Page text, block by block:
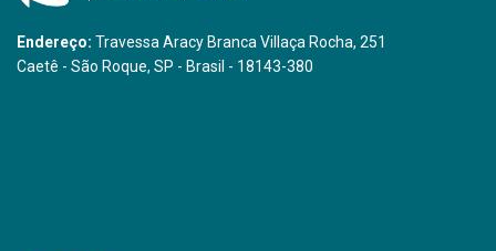
Endereço: Travessa Aracy Branca Villaça Rocha, 251
Caetê - São Roque, SP - Brasil - 18143-380